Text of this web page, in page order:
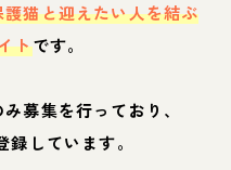
猫と迎えたい人を結ぶ
トです。
募集を行っており、
録しています。